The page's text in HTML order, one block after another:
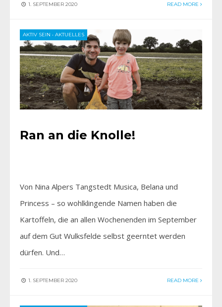
1. SEPTEMBER 2020 READ MORE
AKTIV SEIN • AKTUELLES
Ran an die Knolle!
Von Nina Alpers Tangstedt Musica, Belana und
Princess – so wohlklingende Namen haben die
Kartoffeln, die an allen Wochenenden im September
auf dem Gut Wulksfelde selbst geerntet werden
dürfen. Und…
1. SEPTEMBER 2020 READ MORE